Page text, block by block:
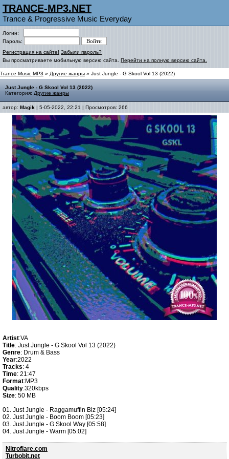
TRANCE-MP3.NET
Trance & Progressive Music Everyday
Логин:
Пароль:
Регистрация на сайте! Забыли пароль?
Вы просматриваете мобильную версию сайта. Перейти на полную версию сайта.
Trance Music MP3 » Другие жанры » Just Jungle - G Skool Vol 13 (2022)
Just Jungle - G Skool Vol 13 (2022)
Категория: Другие жанры
автор: Magik | 5-05-2022, 22:21 | Просмотров: 266
Artist:VA
Title: Just Jungle - G Skool Vol 13 (2022)
Genre: Drum & Bass
Year:2022
Tracks: 4
Time: 21:47
Format:MP3
Quality:320kbps
Size: 50 MB
01. Just Jungle - Raggamuffin Biz [05:24]
02. Just Jungle - Boom Boom [05:23]
03. Just Jungle - G Skool Way [05:58]
04. Just Jungle - Warm [05:02]
Nitroflare.com
Turbobit.net